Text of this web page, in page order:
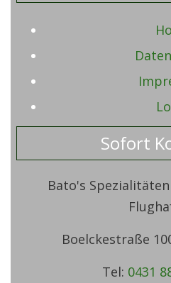
Sofort
Bato's
Boelckestraße
Tel: 0431